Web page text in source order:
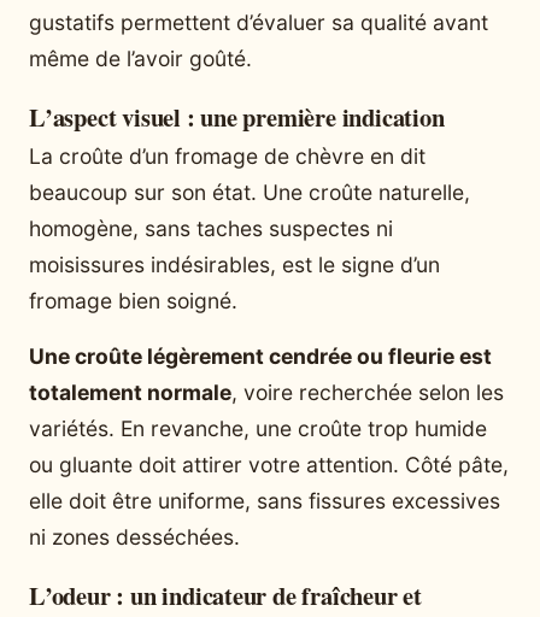
gustatifs permettent d’évaluer sa qualité avant
même de l’avoir goûté.
L’aspect visuel : une première indication
La croûte d’un fromage de chèvre en dit
beaucoup sur son état. Une croûte naturelle,
homogène, sans taches suspectes ni
moisissures indésirables, est le signe d’un
fromage bien soigné.
Une croûte légèrement cendrée ou fleurie est
totalement normale, voire recherchée selon les
variétés. En revanche, une croûte trop humide
ou gluante doit attirer votre attention. Côté pâte,
elle doit être uniforme, sans fissures excessives
ni zones desséchées.
L’odeur : un indicateur de fraîcheur et